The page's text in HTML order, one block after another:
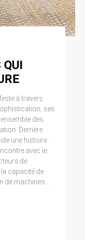
à travers
ses
des
Derrière
une histoire :
avec le
de
la capacité de
de machines...